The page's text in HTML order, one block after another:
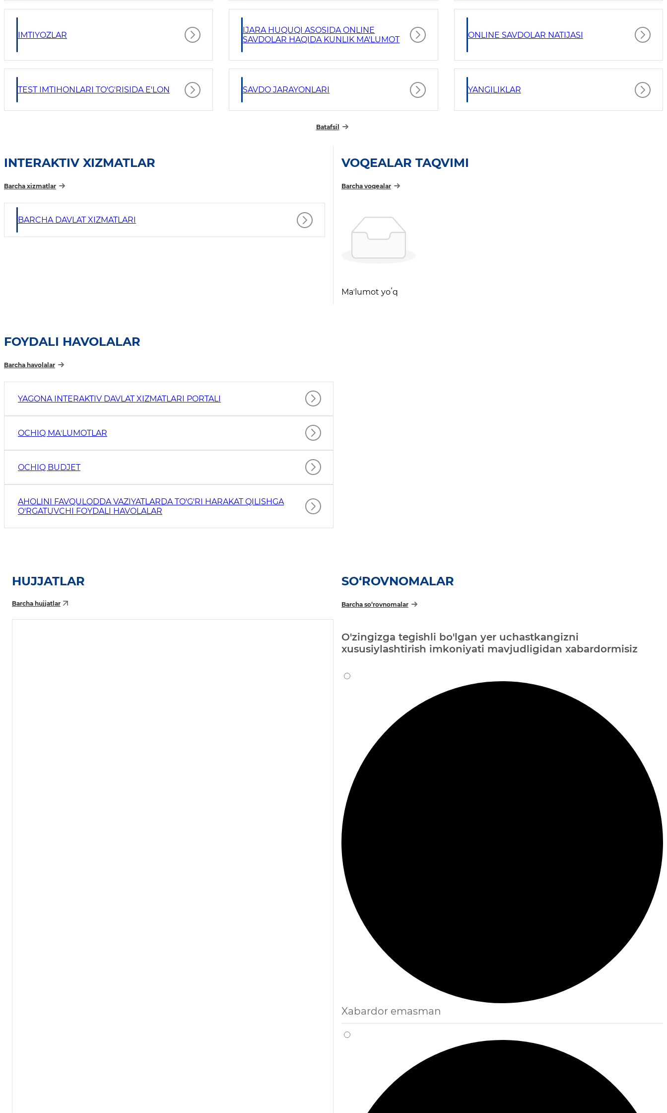
IMTIYOZLAR
IJARA HUQUQI ASOSIDA ONLINE
SAVDOLAR HAQIDA KUNLIK MA'LUMOT
ONLINE SAVDOLAR NATIJASI
TEST IMTIHONLARI TO'G'RISIDA E'LON SAVDO JARAYONLARI YANGILIKLAR
Batafsil
INTERAKTIV XIZMATLAR
Barcha xizmatlar
BARCHA DAVLAT XIZMATLARI
VOQEALAR TAQVIMI
Barcha voqealar
Maʼlumot yoʻq
FOYDALI HAVOLALAR
Barcha havolalar
YAGONA INTERAKTIV DAVLAT XIZMATLARI PORTALI
OCHIQ MAʼLUMOTLAR
OCHIQ BUDJET
AHOLINI FAVQULODDA VAZIYATLARDA TO'G'RI HARAKAT QILISHGA
O'RGATUVCHI FOYDALI HAVOLALAR
HUJJATLAR
Barcha hujjatlar
SO‘ROVNOMALAR
Barcha so‘rovnomalar
O'zingizga tegishli bo'lgan yer uchastkangizni
xususiylashtirish imkoniyati mavjudligidan xabardormisiz
Xabardor emasman